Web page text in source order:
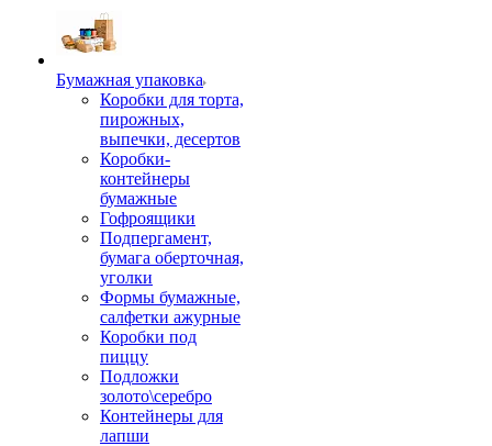
Бумажная упаковка
Коробки для торта,
пирожных,
выпечки, десертов
Коробки-
контейнеры
бумажные
Гофроящики
Подпергамент,
бумага оберточная,
уголки
Формы бумажные,
салфетки ажурные
Коробки под
пиццу
Подложки
золото\серебро
Контейнеры для
лапши